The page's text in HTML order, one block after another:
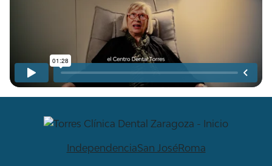
IndependenciaSan JoséRoma